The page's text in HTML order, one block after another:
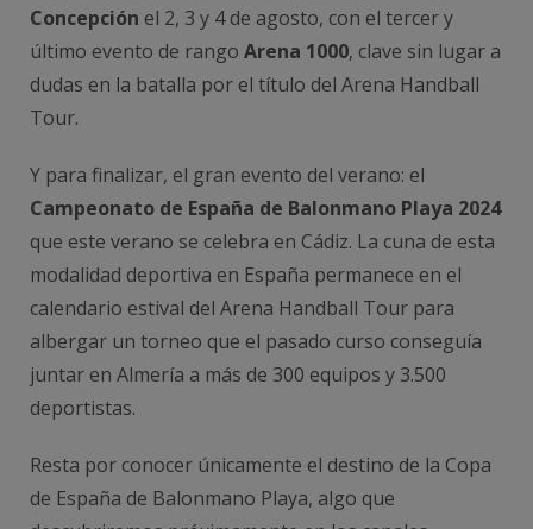
Concepción el 2, 3 y 4 de agosto, con el tercer y
último evento de rango Arena 1000, clave sin lugar a
dudas en la batalla por el título del Arena Handball
Tour.
Y para finalizar, el gran evento del verano: el
Campeonato de España de Balonmano Playa 2024
que este verano se celebra en Cádiz. La cuna de esta
modalidad deportiva en España permanece en el
calendario estival del Arena Handball Tour para
albergar un torneo que el pasado curso conseguía
juntar en Almería a más de 300 equipos y 3.500
deportistas.
Resta por conocer únicamente el destino de la Copa
de España de Balonmano Playa, algo que